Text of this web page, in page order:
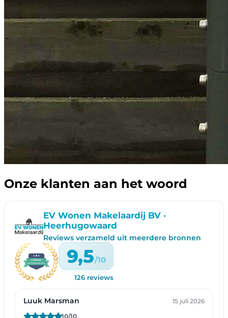
Onze klanten aan het woord